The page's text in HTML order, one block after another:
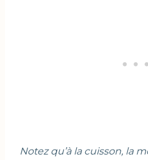
Notez qu’à la cuisson, la